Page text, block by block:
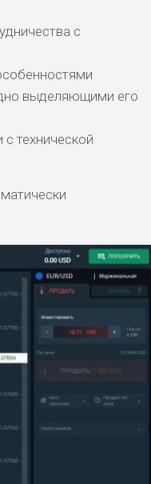
с
выделяющими его
технической